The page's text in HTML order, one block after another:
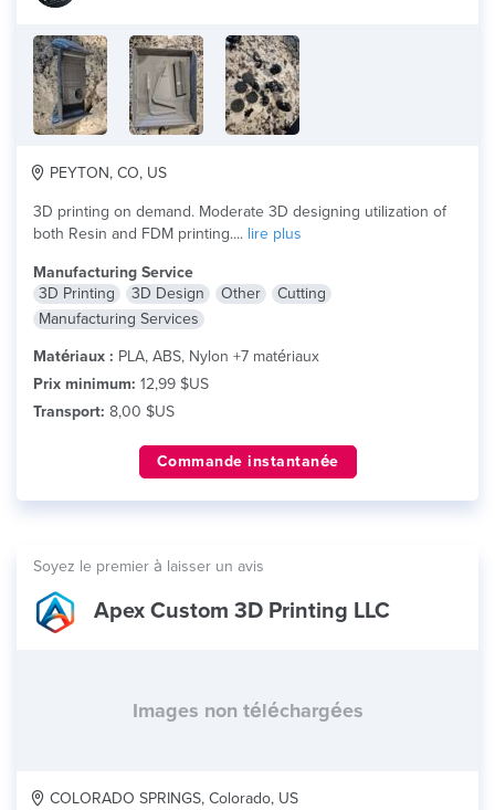
PEYTON, CO, US
3D printing on demand. Moderate 3D designing utilization of
both Resin and FDM printing.... lire plus
Manufacturing Service
3D Printing
3D Design Other
Cutting
Manufacturing Services
Matériaux : PLA, ABS, Nylon +7 matériaux
Prix minimum: 12,99 $US
Transport: 8,00 $US
Commande instantanée
Soyez le premier à laisser un avis
Apex Custom 3D Printing LLC
Images non téléchargées
COLORADO SPRINGS, Colorado, US